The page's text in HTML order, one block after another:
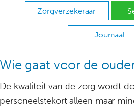
Zorgverzekeraar
Journaal
Wie gaat voor de
De kwaliteit van de zorg wordt
personeelstekort alleen maar